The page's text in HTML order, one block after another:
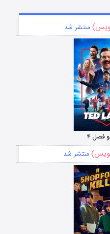
منتشر شد
فصل ۴
منتشر شد